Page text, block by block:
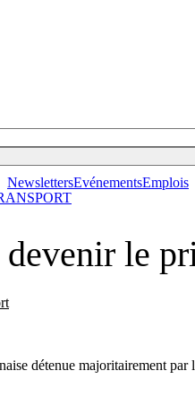
NewslettersEvénementsEmplois
le
détenue majoritairement